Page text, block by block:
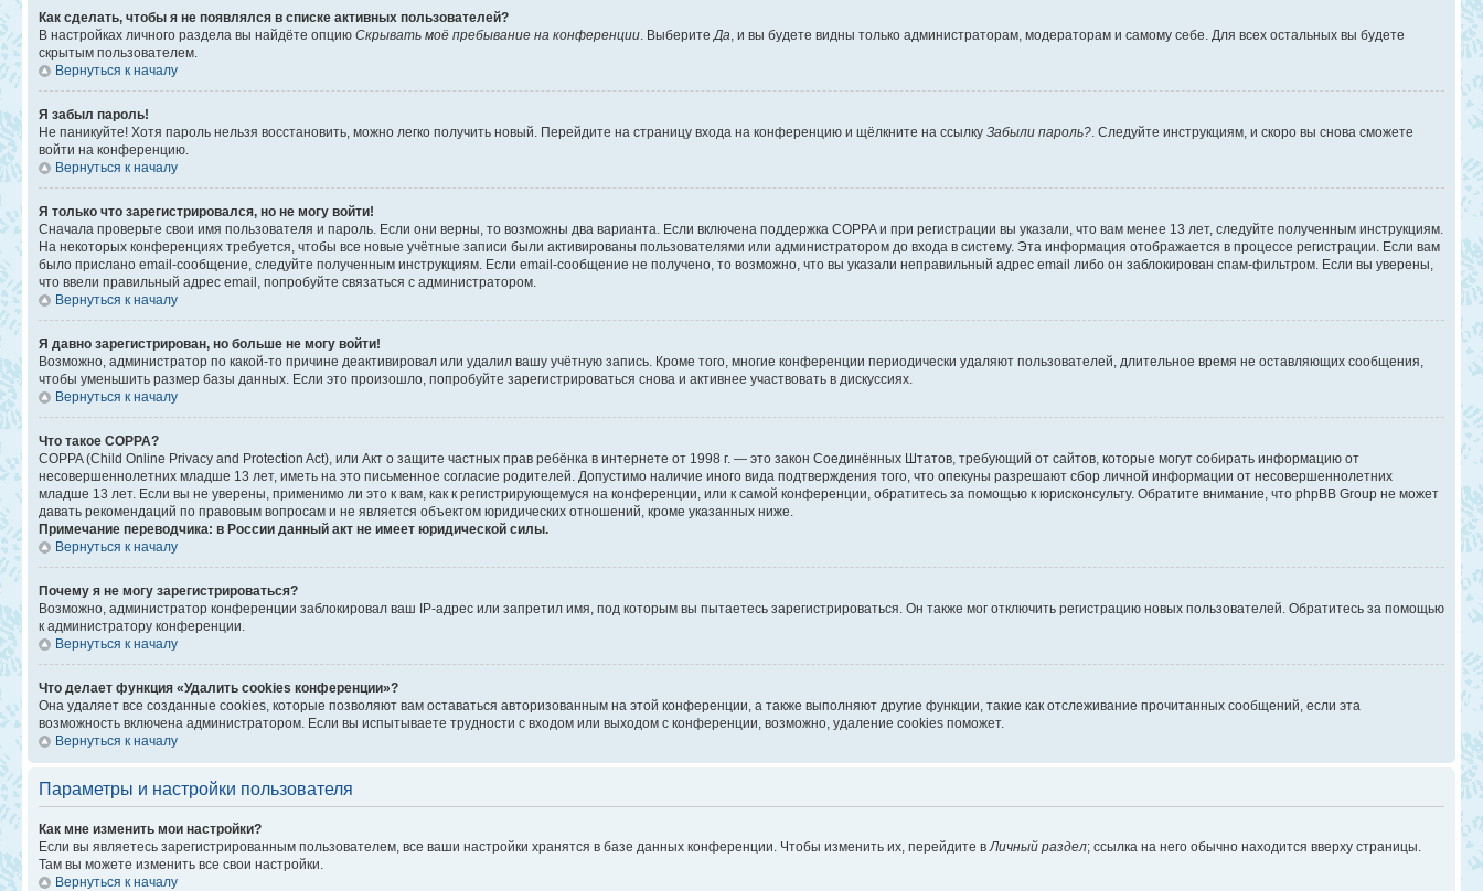
Как сделать, чтобы я не появлялся в списке активных пользователей?
В настройках личного раздела вы найдёте опцию Скрывать моё пребывание на конференции . Выберите Да , и вы будете видны только администраторам, модераторам и самому себе. Для всех остальных вы будете
скрытым пользователем.
Вернуться к началу
Я забыл пароль!
Не паникуйте! Хотя пароль нельзя восстановить, можно легко получить новый. Перейдите на страницу входа на конференцию и щёлкните на ссылку Забыли пароль? . Следуйте инструкциям, и скоро вы снова сможете
войти на конференцию.
Вернуться к началу
Я только что зарегистрировался, но не могу войти!
Сначала проверьте свои имя пользователя и пароль. Если они верны, то возможны два варианта. Если включена поддержка COPPA и при регистрации вы указали, что вам менее 13 лет, следуйте полученным инструкциям.
На некоторых конференциях требуется, чтобы все новые учётные записи были активированы пользователями или администратором до входа в систему. Эта информация отображается в процессе регистрации. Если вам
было прислано email-сообщение, следуйте полученным инструкциям. Если email-сообщение не получено, то возможно, что вы указали неправильный адрес email либо он заблокирован спам-фильтром. Если вы уверены,
что ввели правильный адрес email, попробуйте связаться с администратором.
Вернуться к началу
Я давно зарегистрирован, но больше не могу войти!
Возможно, администратор по какой-то причине деактивировал или удалил вашу учётную запись. Кроме того, многие конференции периодически удаляют пользователей, длительное время не оставляющих сообщения,
чтобы уменьшить размер базы данных. Если это произошло, попробуйте зарегистрироваться снова и активнее участвовать в дискуссиях.
Вернуться к началу
Что такое COPPA?
COPPA (Child Online Privacy and Protection Act), или Акт о защите частных прав ребёнка в интернете от 1998 г. — это закон Соединённых Штатов, требующий от сайтов, которые могут собирать информацию от
несовершеннолетних младше 13 лет, иметь на это письменное согласие родителей. Допустимо наличие иного вида подтверждения того, что опекуны разрешают сбор личной информации от несовершеннолетних
младше 13 лет. Если вы не уверены, применимо ли это к вам, как к регистрирующемуся на конференции, или к самой конференции, обратитесь за помощью к юрисконсульту. Обратите внимание, что phpBB Group не может
давать рекомендаций по правовым вопросам и не является объектом юридических отношений, кроме указанных ниже.
Примечание переводчика: в России данный акт не имеет юридической силы.
Вернуться к началу
Почему я не могу зарегистрироваться?
Возможно, администратор конференции заблокировал ваш IP-адрес или запретил имя, под которым вы пытаетесь зарегистрироваться. Он также мог отключить регистрацию новых пользователей. Обратитесь за помощью
к администратору конференции.
Вернуться к началу
Что делает функция «Удалить cookies конференции»?
Она удаляет все созданные cookies, которые позволяют вам оставаться авторизованным на этой конференции, а также выполняют другие функции, такие как отслеживание прочитанных сообщений, если эта
возможность включена администратором. Если вы испытываете трудности с входом или выходом с конференции, возможно, удаление cookies поможет.
Вернуться к началу
Параметры и настройки пользователя
Как мне изменить мои настройки?
Если вы являетесь зарегистрированным пользователем, все ваши настройки хранятся в базе данных конференции. Чтобы изменить их, перейдите в Личный раздел; ссылка на него обычно находится вверху страницы.
Там вы можете изменить все свои настройки.
Вернуться к началу